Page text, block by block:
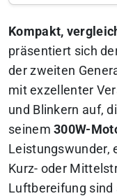
Kompakt,
präsentiert sich
der zweiten
mit exzellenter
und Blinkern auf,
seinem 300W-
Leistungswunder,
Kurz- oder
Luftbereifung